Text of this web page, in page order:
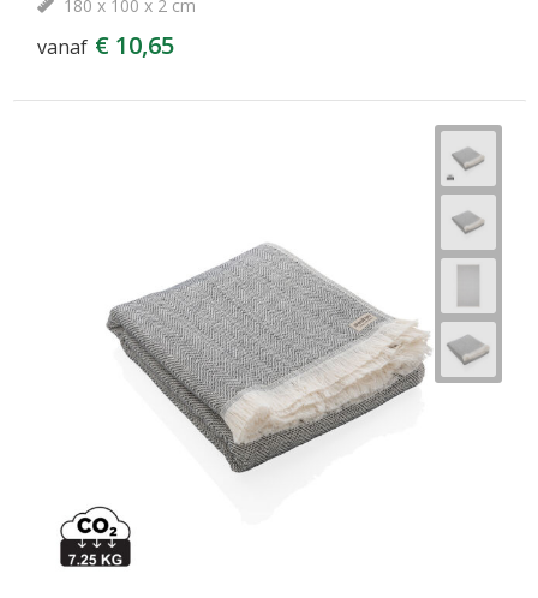
180 x 100 x 2 cm
vanaf € 10,65